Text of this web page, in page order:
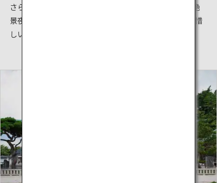
さらに夜になると1,000万ドルのきらめきと称された絶
景夜景が現れます。その輝きは、まばたきをするのも惜
しいほどです。